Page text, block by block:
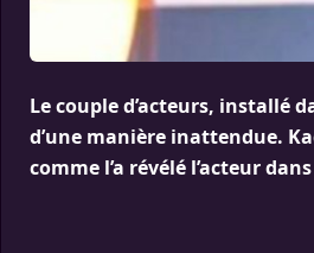
Le couple d’acteurs, installé
d’une manière inattendue.
comme l’a révélé l’acteur